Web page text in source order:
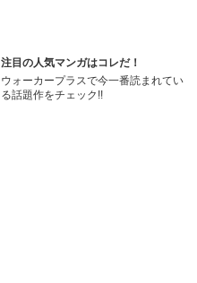
注目の人気マンガはコレだ！
ウォーカープラスで今一番読まれてい
る話題作をチェック!!